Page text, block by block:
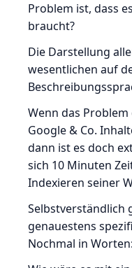
Problem ist, dass
braucht?
Die Darstellung
wesentlichen auf
Wenn das
Google & Co.
dann ist es doch
sich 10 Minuten
Indexieren seiner
Selbstverständlich
genauestens
Nochmal in